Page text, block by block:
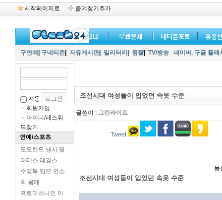
시작페이지로 즐겨찾기추가
구연예 구네티즌 자유게시판| 밀리터리 움짤| TV/방송 네이버, 구글 플
자동
회원가입
아이디/패스워
드찾기
연예/스포츠
모모랜드 낸시 필
라테스 레깅스
수영복 입은 안소
희 몸매
프로미스나인 이
조선시대 여성들이 입었던 속옷 수준
글쓴이 : 그린라이트
Tweet
물
조선시대 여성들이 입었던 속옷 수준